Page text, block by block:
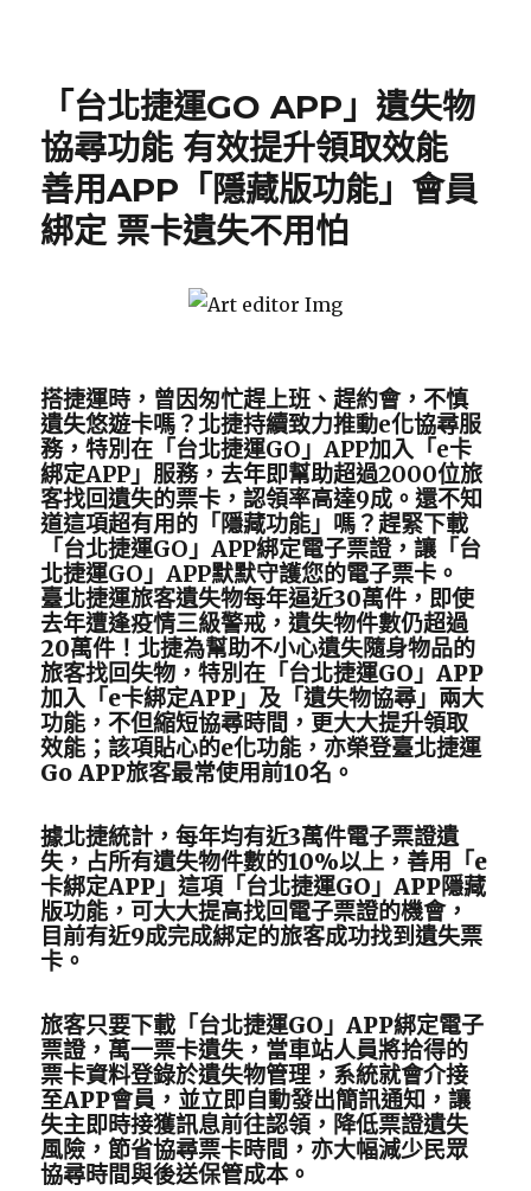
「台北捷運GO APP」遺失物
協尋功能 有效提升領取效能
善用APP「隱藏版功能」會員
綁定 票卡遺失不用怕
搭捷運時，曾因匆忙趕上班、趕約會，不慎
遺失悠遊卡嗎？北捷持續致力推動e化協尋服
務，特別在「台北捷運GO」APP加入「e卡
綁定APP」服務，去年即幫助超過2000位旅
客找回遺失的票卡，認領率高達9成。還不知
道這項超有用的「隱藏功能」嗎？趕緊下載
「台北捷運GO」APP綁定電子票證，讓「台
北捷運GO」APP默默守護您的電子票卡。
臺北捷運旅客遺失物每年逼近30萬件，即使
去年遭逢疫情三級警戒，遺失物件數仍超過
20萬件！北捷為幫助不小心遺失隨身物品的
旅客找回失物，特別在「台北捷運GO」APP
加入「e卡綁定APP」及「遺失物協尋」兩大
功能，不但縮短協尋時間，更大大提升領取
效能；該項貼心的e化功能，亦榮登臺北捷運
Go APP旅客最常使用前10名。
據北捷統計，每年均有近3萬件電子票證遺
失，占所有遺失物件數的10%以上，善用「e
卡綁定APP」這項「台北捷運GO」APP隱藏
版功能，可大大提高找回電子票證的機會，
目前有近9成完成綁定的旅客成功找到遺失票
卡。
旅客只要下載「台北捷運GO」APP綁定電子
票證，萬一票卡遺失，當車站人員將拾得的
票卡資料登錄於遺失物管理，系統就會介接
至APP會員，並立即自動發出簡訊通知，讓
失主即時接獲訊息前往認領，降低票證遺失
風險，節省協尋票卡時間，亦大幅減少民眾
協尋時間與後送保管成本。